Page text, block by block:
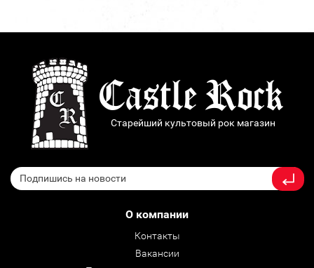
Старейший культовый рок магазин
О компании
Контакты
Вакансии